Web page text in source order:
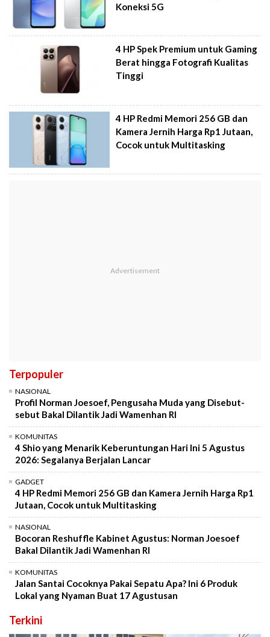
Koneksi 5G
4 HP Spek Premium untuk Gaming
Berat hingga Fotografi Kualitas
Tinggi
4 HP Redmi Memori 256 GB dan
Kamera Jernih Harga Rp1 Jutaan,
Cocok untuk Multitasking
Terpopuler
NASIONAL
Profil Norman Joesoef, Pengusaha Muda yang Disebut-
sebut Bakal Dilantik Jadi Wamenhan RI
KOMUNITAS
4 Shio yang Menarik Keberuntungan Hari Ini 5 Agustus
2026: Segalanya Berjalan Lancar
GADGET
4 HP Redmi Memori 256 GB dan Kamera Jernih Harga Rp1
Jutaan, Cocok untuk Multitasking
NASIONAL
Bocoran Reshuffle Kabinet Agustus: Norman Joesoef
Bakal Dilantik Jadi Wamenhan RI
KOMUNITAS
Jalan Santai Cocoknya Pakai Sepatu Apa? Ini 6 Produk
Lokal yang Nyaman Buat 17 Agustusan
Terkini